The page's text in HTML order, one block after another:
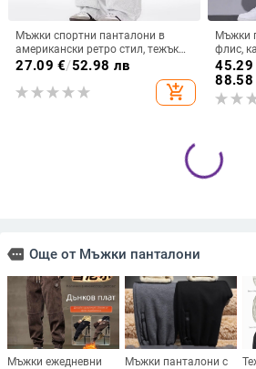
Мъжки спортни панталони в
американски ретро стил, тежък
плат, прави крачоли и широки
крака, ежедневен спортен стил
27.09 €/52.98 лв
add_shopping_cart
Мъжки
флис,
кройка,
Мъжки флисово подплатени
плетени спортни панталони,
зимни, свободен силует, прави
крачоли, памучно-смесен плат
(68.9% памук, 31.1% полиестер)
71.25€ 139.35 лв